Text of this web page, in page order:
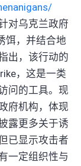
对乌克兰政府
饵，并结合地
出，该行动的
，这是一类
问的工具。现
府机构，体现
露更多关于诱
已显示攻击者
一定组织性与